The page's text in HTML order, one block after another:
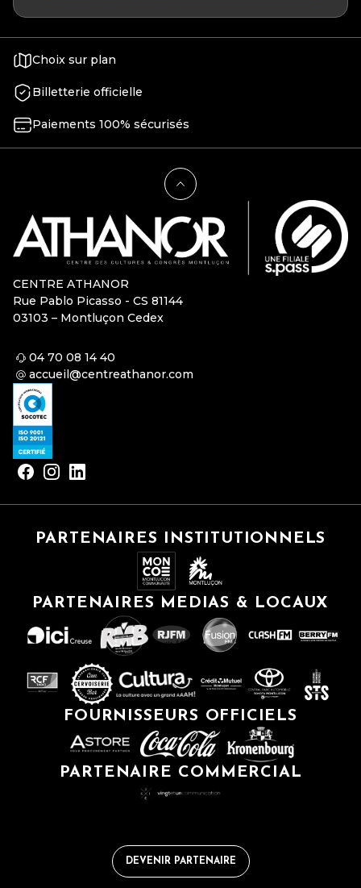
Choix sur plan
Billetterie officielle
Paiements 100% sécurisés
CENTRE ATHANOR
Rue Pablo Picasso - CS 81144
03103 – Montluçon Cedex
04 70 08 14 40
accueil@centreathanor.com
PARTENAIRES INSTITUTIONNELS
PARTENAIRES MEDIAS & LOCAUX
FOURNISSEURS OFFICIELS
PARTENAIRE COMMERCIAL
DEVENIR PARTENAIRE